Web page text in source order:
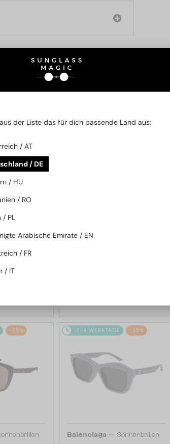
-25%
- 55
2-4 WERKTAGE
PLUS 65 EUR
-25% 2-4 WERKTAGE -25%
Balenciaga — Sonnenbrillen
der Liste das für dich passende Land aus:
/ AT
/ DE
/ HU
/ RO
/ PL
Arabische Emirate / EN
/ FR
/ IT